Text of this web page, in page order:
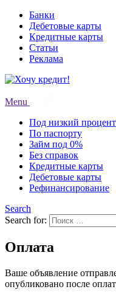
Банки
Дебетовые карты
Кредитные карты
Статьи
Реклама
Menu
Под низкий процент
По паспорту
Займ под 0%
Без справок
Кредитные карты
Дебетовые карты
Рефинансирование
Search
Search for:
Оплата
Ваше объявление
опубликовано после